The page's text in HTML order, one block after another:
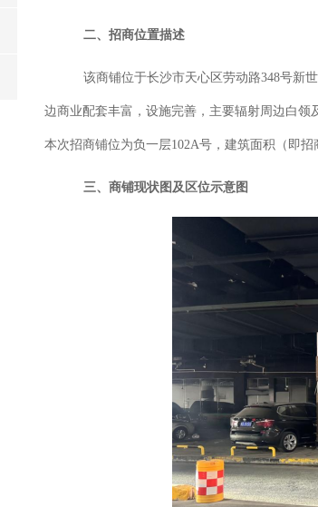
二、 招商位置描述
该商铺位于长沙市天心区劳动路348号新
边商业配套丰富，设施完善，主要辐射周边白
本次招商铺位为负一层102A号，建筑面积（即招
三、商铺现状图及区位示意图